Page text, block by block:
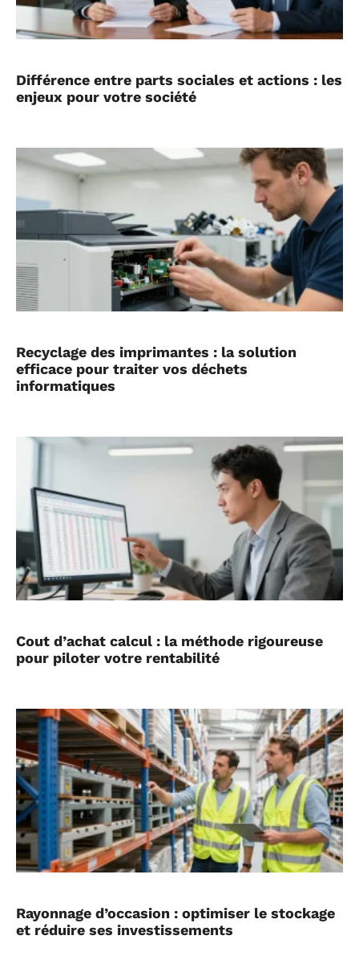
Différence entre parts sociales et actions : les
enjeux pour votre société
Recyclage des imprimantes : la solution
efficace pour traiter vos déchets
informatiques
Cout d’achat calcul : la méthode rigoureuse
pour piloter votre rentabilité
Rayonnage d’occasion : optimiser le stockage
et réduire ses investissements